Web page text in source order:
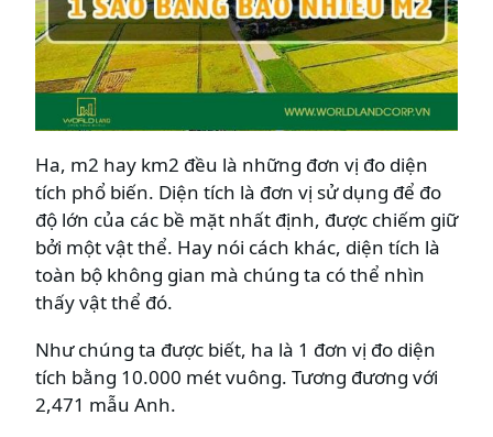
Ha, m2 hay km2 đều là những đơn vị đo diện
tích phổ biến. Diện tích là đơn vị sử dụng để đo
độ lớn của các bề mặt nhất định, được chiếm giữ
bởi một vật thể. Hay nói cách khác, diện tích là
toàn bộ không gian mà chúng ta có thể nhìn
thấy vật thể đó.
Như chúng ta được biết, ha là 1 đơn vị đo diện
tích bằng 10.000 mét vuông. Tương đương với
2,471 mẫu Anh.